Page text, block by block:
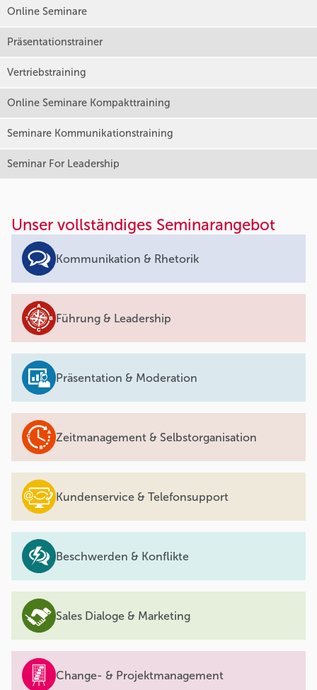
Online Seminare
Präsentationstrainer
Vertriebstraining
Online Seminare Kompakttraining
Seminare Kommunikationstraining
Seminar For Leadership
Unser vollständiges Seminarangebot
Kommunikation & Rhetorik
Führung & Leadership
Präsentation & Moderation
Zeitmanagement & Selbstorganisation
Kundenservice & Telefonsupport
Beschwerden & Konflikte
Sales Dialoge & Marketing
Change- & Projektmanagement